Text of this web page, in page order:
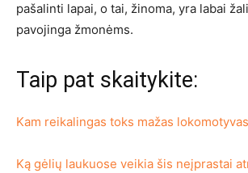
pašalinti lapai, o tai, žinoma, yra labai
pavojinga žmonėms.
Taip pat skaitykite:
Kam reikalingas toks mažas
Ką gėlių laukuose veikia šis neįprastai